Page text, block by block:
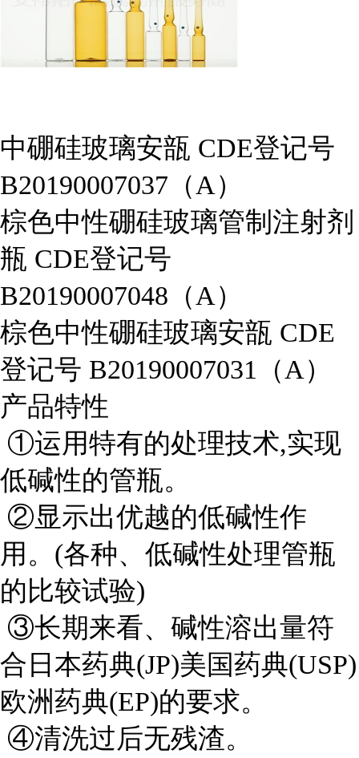
中硼硅玻璃安瓿 CDE登记号
B20190007037（A）
棕色中性硼硅玻璃管制注射剂
瓶 CDE登记号
B20190007048（A）
棕色中性硼硅玻璃安瓿 CDE
登记号 B20190007031（A）
产品特性
①运用特有的处理技术,实现
低碱性的管瓶。
②显示出优越的低碱性作
用。(各种、低碱性处理管瓶
的比较试验)
③长期来看、碱性溶出量符
合日本药典(JP)美国药典(USP)
欧洲药典(EP)的要求。
④清洗过后无残渣。